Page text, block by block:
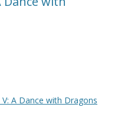
A Dance with Dragons